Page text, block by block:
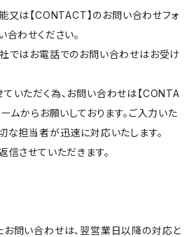
又は【CONTACT】のお問い合わせフォ
合わせください。
ではお電話でのお問い合わせはお受け
いただく為、お問い合わせは【CONTA
ムからお願いしております。ご入力いた
な担当者が迅速に対応いたします。
信させていただきます。
問い合わせは、翌営業日以降の対応と